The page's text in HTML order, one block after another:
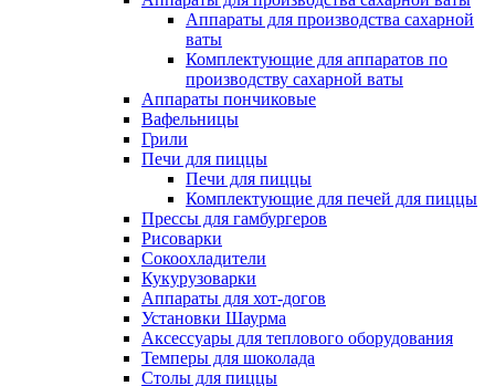
Аппараты для производства сахарной
ваты
Комплектующие для аппаратов по
производству сахарной ваты
Аппараты пончиковые
Вафельницы
Грили
Печи для пиццы
Печи для пиццы
Комплектующие для печей для пиццы
Прессы для гамбургеров
Рисоварки
Сокоохладители
Кукурузоварки
Аппараты для хот-догов
Установки Шаурма
Аксессуары для теплового оборудования
Темперы для шоколада
Столы для пиццы